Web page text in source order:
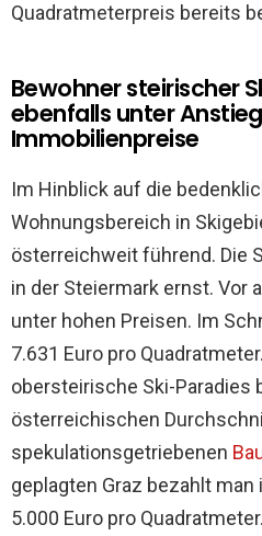
Quadratmeterpreis bereits
Bewohner steirischer
ebenfalls unter
Immobilienpreise
Im Hinblick auf die
Wohnungsbereich in
österreichweit führend. Die
in der Steiermark ernst. Vor
unter hohen Preisen. Im
7.631 Euro pro
obersteirische Ski-Paradies
österreichischen
spekulationsgetriebenen
geplagten Graz bezahlt man
5.000 Euro pro